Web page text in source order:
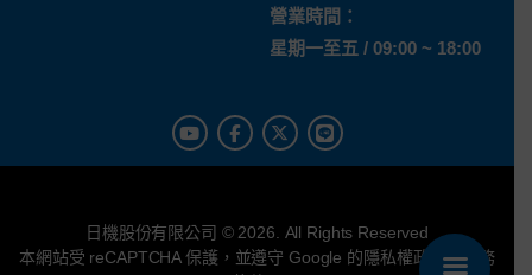
營業時間：
星期一至五 / 09:00 ~ 18:00
日機股份有限公司 © 2026. All Rights Reserved
本網站受 reCAPTCHA 保護，並遵守 Google 的隱私權政策與服務